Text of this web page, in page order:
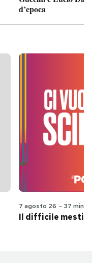
d’epoca
7 agosto 26 - 37 min
Il difficile